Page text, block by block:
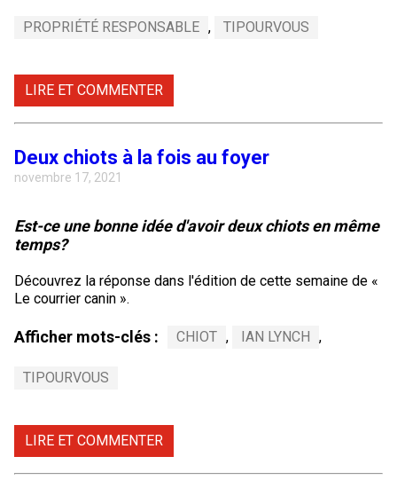
PROPRIÉTÉ RESPONSABLE , TIPOURVOUS
LIRE ET COMMENTER
Deux chiots à la fois au foyer
novembre 17, 2021
Est-ce une bonne idée d'avoir deux chiots en même
temps?
Découvrez la réponse dans l'édition de cette semaine de «
Le courrier canin ».
Afficher mots-clés : CHIOT , IAN LYNCH ,
TIPOURVOUS
LIRE ET COMMENTER